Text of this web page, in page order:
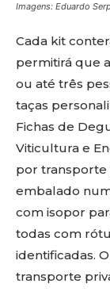
Imagens: Eduardo
Cada kit
permitirá que
ou até três
taças
Fichas de
Viticultura e
por transporte
embalado
com isopor
todas com
identificadas.
transporte